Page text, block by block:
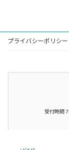
プライバシーポリシー
受付時間